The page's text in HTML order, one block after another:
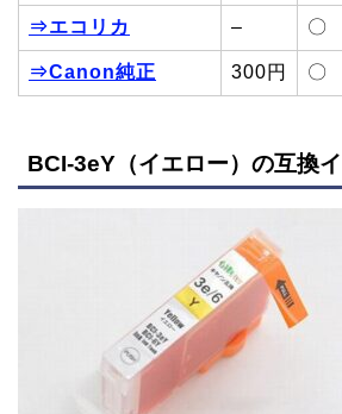
⇒エコリカ – 〇
⇒Canon純正 300円 〇
BCI-3eY（イエロー）の互換